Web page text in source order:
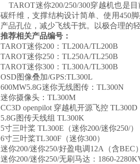
TAROT迷你200/250/300穿越机也是
碳纤维，支撑结构设计简单、使用450
产品孔位，减少飞线干扰。以极合理的
推荐相关产品编号：
TAROT迷你200：TL200A/TL200B
TAROT迷你250：TL250A/TL250B
TAROT迷你300：TL300A/TL300B
OSD图像叠加/GPS:TL300L
600MW5.8G迷你无线图传：TL300N
迷你摄像头：TL300M
CC3D openpilot 穿越机开源飞控 TL300D
5.8G图传天线组 TL300K
5寸三叶桨 TL300E（迷你200/迷你250/）
6寸三叶桨TL300F（迷你300）
迷你200/迷你250/好盈电调12A（含BEC
迷你200/迷你250/无刷马达：1860-